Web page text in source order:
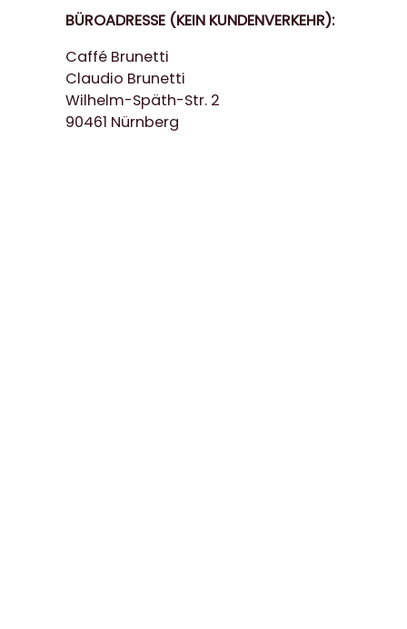
BÜROADRESSE (KEIN KUNDENVERKEHR):
Caffé Brunetti
Claudio Brunetti
Wilhelm-Späth-Str. 2
90461 Nürnberg